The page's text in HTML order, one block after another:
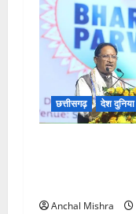
छत्तीसगढ़ देश दुनिया
Anchal Mishra